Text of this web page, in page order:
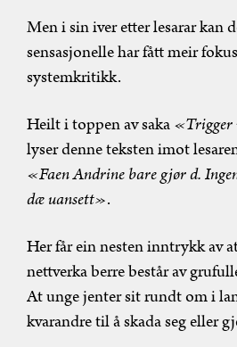
Men i sin iver etter lesarar kan
sensasjonelle har fått meir
systemkritikk.
Heilt i toppen av saka
lyser denne teksten imot
«Faen Andrine bare gjør d.
dæ uansett».
Her får ein nesten inntrykk av
nettverka berre består av
At unge jenter sit rundt om i
kvarandre til å skada seg eller